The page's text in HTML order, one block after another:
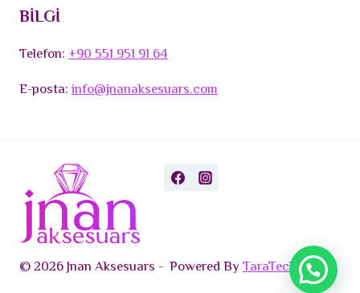
BİLGİ
Telefon:+90 551 951 91 64
E-posta:info@jnanaksesuars.com
© 2026 Jnan Aksesuars - Powered ByTaraTech